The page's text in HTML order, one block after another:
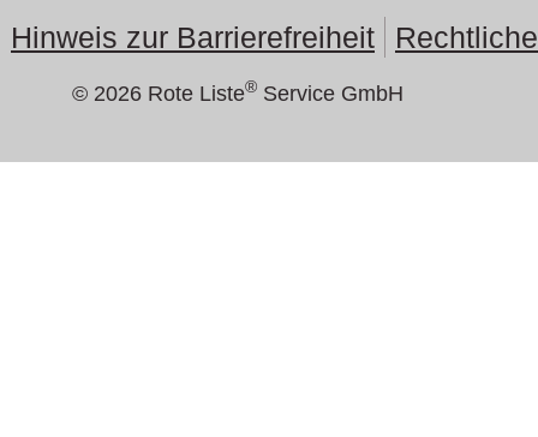
Hinweis zur Barrierefreiheit
© 2026 Rote Liste® Service GmbH